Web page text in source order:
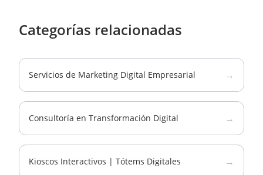
Categorías relacionadas
Servicios de Marketing Digital Empresarial →
Consultoría en Transformación Digital →
Kioscos Interactivos | Tótems Digitales →